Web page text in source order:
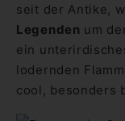
seit der Antike,
Legenden um
ein
lodernden
cool, besonders